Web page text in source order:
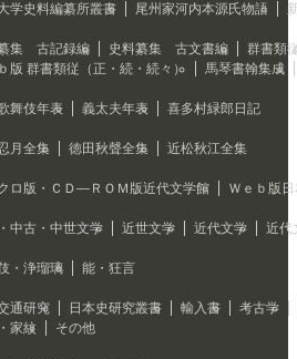
学史料編纂所叢書
尾州家河内本源氏物語
集 古記録編
史料纂集 古文書編
群書類
版 群書類従（正・続・続々）
馬琴書翰集成
舞伎年表
義太夫年表
喜多村緑郎日記
月全集
徳田秋聲全集
近松秋江全集
ロ版・ＣＤ―ＲＯＭ版近代文学館
Ｗｅｂ版
中古・中世文学
近世文学 近代文学
近代
・浄瑠璃
能・狂言
通研究
日本史研究叢書 輸入書
考古学
家紋
その他